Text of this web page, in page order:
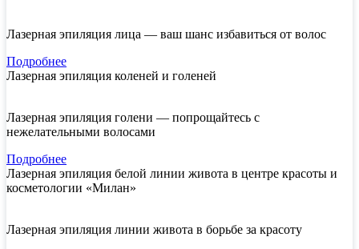
Лазерная эпиляция лица — ваш шанс избавиться от волос
Подробнее
Лазерная эпиляция коленей и голеней
Лазерная эпиляция голени — попрощайтесь с
нежелательными волосами
Подробнее
Лазерная эпиляция белой линии живота в центре красоты и
косметологии «Милан»
Лазерная эпиляция линии живота в борьбе за красоту